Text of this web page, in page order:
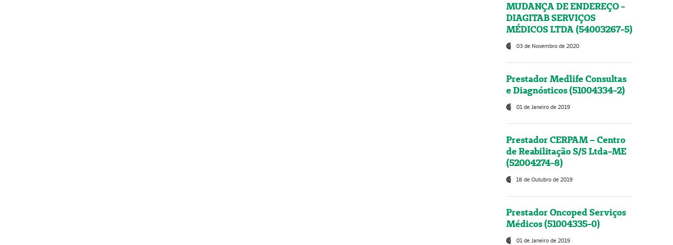
MUDANÇA DE ENDEREÇO -
DIAGITAB SERVIÇOS
MÉDICOS LTDA (54003267-5)
03 de Novembro de 2020
Prestador Medlife Consultas
e Diagnósticos (51004334-2)
01 de Janeiro de 2019
Prestador CERPAM – Centro
de Reabilitação S/S Ltda-ME
(52004274-8)
18 de Outubro de 2019
Prestador Oncoped Serviços
Médicos (51004335-0)
01 de Janeiro de 2019